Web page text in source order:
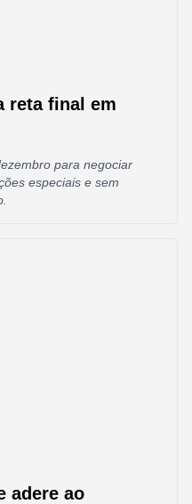
reta final em
para negociar
especiais e sem
adere ao